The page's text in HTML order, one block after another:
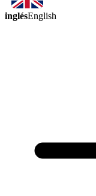
inglésEnglish